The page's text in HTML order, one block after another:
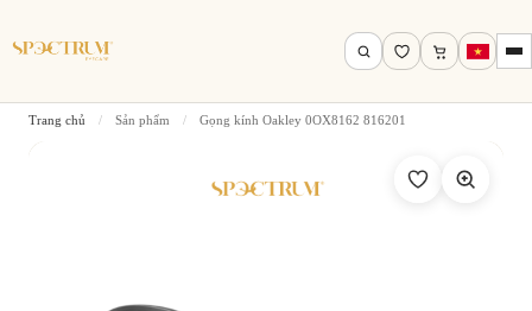
Trang chủ / Sản phẩm / Gọng kính Oakley 0OX8162 816201